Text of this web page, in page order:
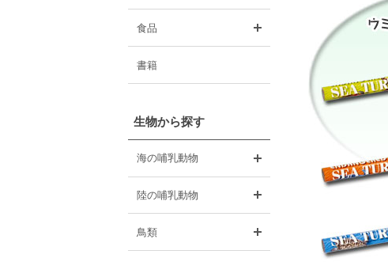
食品
書籍
生物から探す
海の哺乳動物
陸の哺乳動物
鳥類